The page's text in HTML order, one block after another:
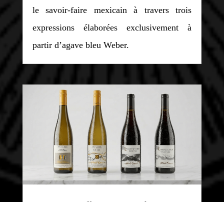
le savoir-faire mexicain à travers trois
expressions élaborées exclusivement à
partir d’agave bleu Weber.